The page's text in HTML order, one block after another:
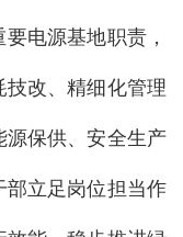
电源基地职责，
技改、精细化管理
保供、安全生产
部立足岗位担当作